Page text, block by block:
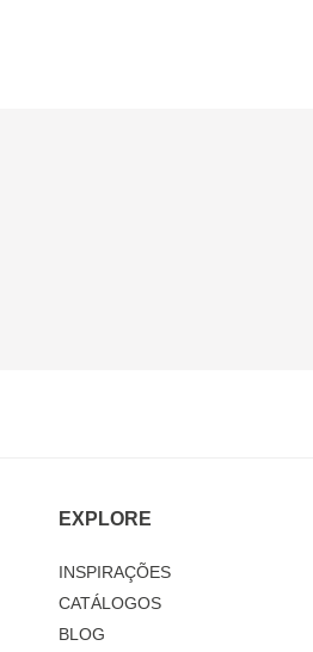
EXPLORE
INSPIRAÇÕES
CATÁLOGOS
BLOG